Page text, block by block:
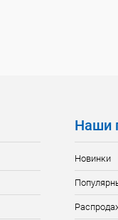
Наши
Новинки